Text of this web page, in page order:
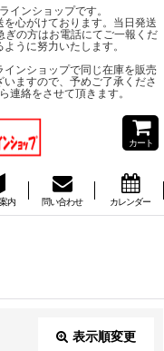
インショップです。
心がけております。当日発送
の方はお電話にてご一報くだ
うに努力いたします。
ンショップで同じ在庫を販売
ますので、予めご了承くださ
連絡をさせて頂きます。
カート
内 問い合わせ カレンダー
表示順変更